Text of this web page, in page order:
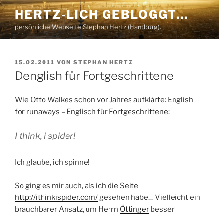
Zum
Inhalt
springen
HERTZ-LICH GEBLOGGT…
persönliche Webseite Stephan Hertz (Hamburg).
VERÖFFENTLICHT
AM
15.02.2011 VON STEPHAN HERTZ
Denglish für Fortgeschrittene
Wie Otto Walkes schon vor Jahres aufklärte: English
for runaways – Englisch für Fortgeschrittene:
I think, i spider!
Ich glaube, ich spinne!
So ging es mir auch, als ich die Seite
http://ithinkispider.com/gesehen habe… Vielleicht ein
brauchbarer Ansatz, um Herrn Öttinger besser